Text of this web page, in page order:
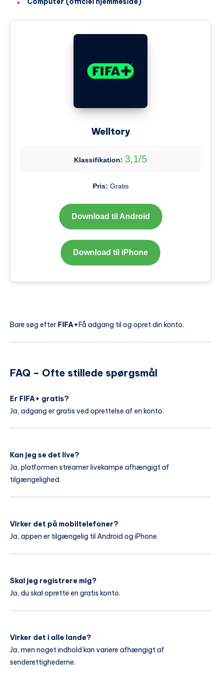
Welltory
Klassifikation: 3,1/5
Pris: Gratis
Download til Android
Download til iPhone
Bare søg efter FIFA+Få adgang til og opret din konto.
FAQ – Ofte stillede spørgsmål
Er FIFA+ gratis?
Ja, adgang er gratis ved oprettelse af en konto.
Kan jeg se det live?
Ja, platformen streamer livekampe afhængigt af
tilgængelighed.
Virker det på mobiltelefoner?
Ja, appen er tilgængelig til Android og iPhone.
Skal jeg registrere mig?
Ja, du skal oprette en gratis konto.
Virker det i alle lande?
Ja, men noget indhold kan variere afhængigt af
senderettighederne.